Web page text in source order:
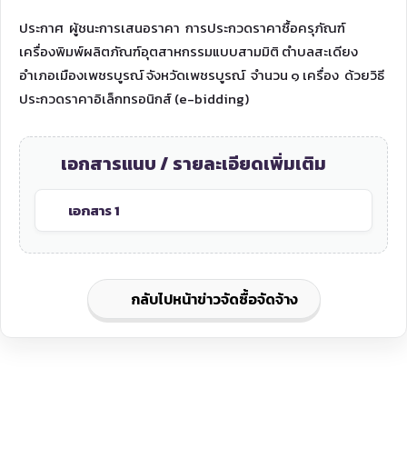
ประกาศ ผู้ชนะการเสนอราคา การประกวดราคาซื้อครุภัณฑ์
เครื่องพิมพ์ผลิตภัณฑ์อุตสาหกรรมแบบสามมิติ ตำบลสะเดียง
อำเภอเมืองเพชรบูรณ์ จังหวัดเพชรบูรณ์ จำนวน ๑ เครื่อง ด้วยวิธี
ประกวดราคาอิเล็กทรอนิกส์ (e-bidding)
เอกสารแนบ / รายละเอียดเพิ่มเติม
เอกสาร 1
กลับไปหน้าข่าวจัดซื้อจัดจ้าง